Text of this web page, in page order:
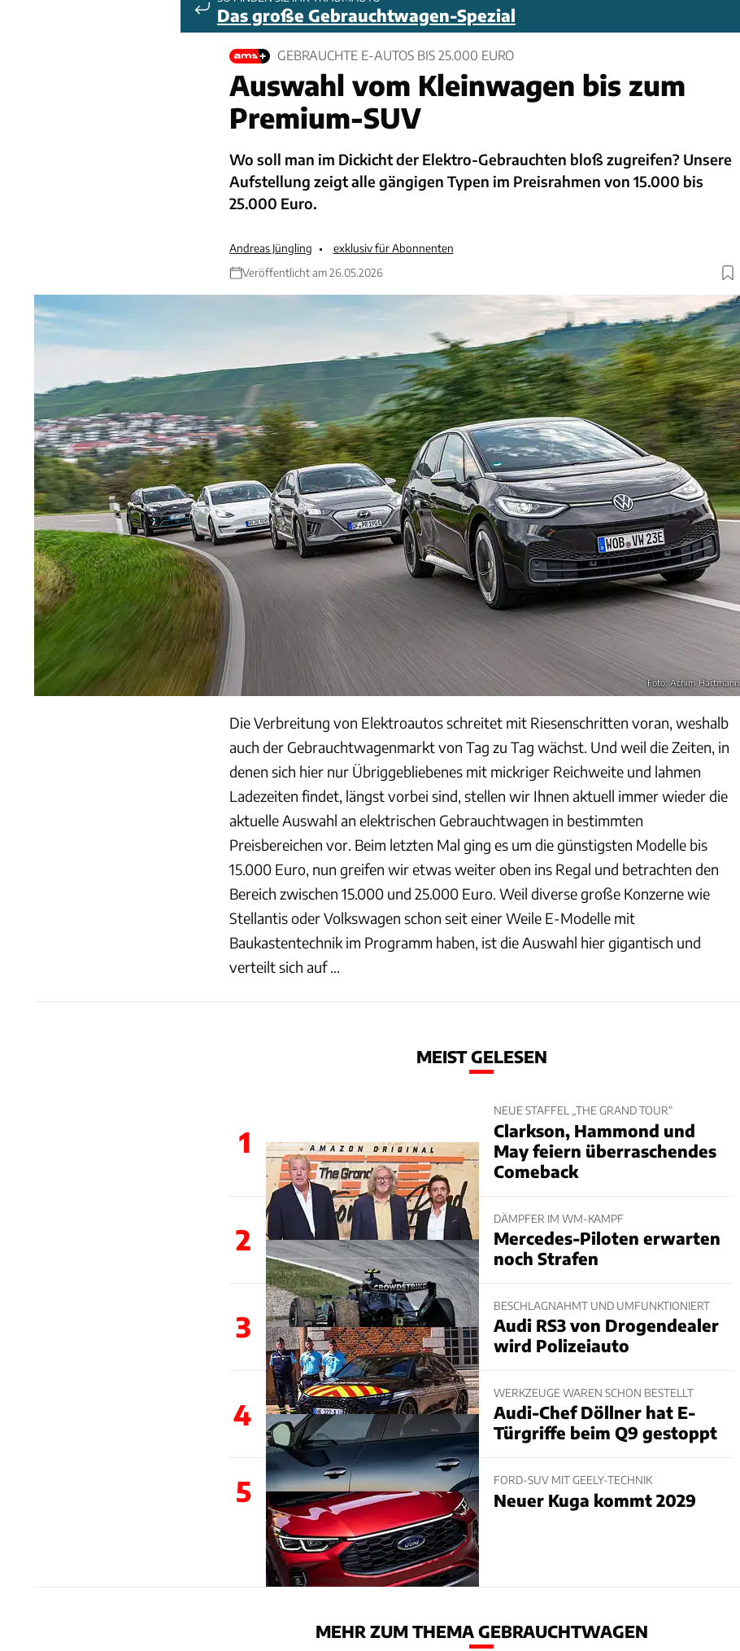
Das große Gebrauchtwagen-Spezial
GEBRAUCHTE E-AUTOS BIS 25.000 EURO
Auswahl vom Kleinwagen bis zum
Premium-SUV
Wo soll man im Dickicht der Elektro-Gebrauchten bloß zugreifen? Unsere
Aufstellung zeigt alle gängigen Typen im Preisrahmen von 15.000 bis
25.000 Euro.
Andreas Jüngling
exklusiv für Abonnenten
Veröffentlicht am 26.05.2026
Foto: Achim Hartmann
Die Verbreitung von Elektroautos schreitet mit Riesenschritten voran, weshalb
auch der Gebrauchtwagenmarkt von Tag zu Tag wächst. Und weil die Zeiten, in
denen sich hier nur Übriggebliebenes mit mickriger Reichweite und lahmen
Ladezeiten findet, längst vorbei sind, stellen wir Ihnen aktuell immer wieder die
aktuelle Auswahl an elektrischen Gebrauchtwagen in bestimmten
Preisbereichen vor. Beim letzten Mal ging es um die günstigsten Modelle bis
15.000 Euro, nun greifen wir etwas weiter oben ins Regal und betrachten den
Bereich zwischen 15.000 und 25.000 Euro. Weil diverse große Konzerne wie
Stellantis oder Volkswagen schon seit einer Weile E-Modelle mit
Baukastentechnik im Programm haben, ist die Auswahl hier gigantisch und
verteilt sich auf ...
MEIST GELESEN
1
NEUE STAFFEL „THE GRAND TOUR“
Clarkson, Hammond und
May feiern überraschendes
Comeback
2
DÄMPFER IM WM-KAMPF
Mercedes-Piloten erwarten
noch Strafen
3
BESCHLAGNAHMT UND UMFUNKTIONIERT
Audi RS3 von Drogendealer
wird Polizeiauto
4
WERKZEUGE WAREN SCHON BESTELLT
Audi-Chef Döllner hat E-
Türgriffe beim Q9 gestoppt
5 FORD-SUV MIT GEELY-TECHNIK
Neuer Kuga kommt 2029
MEHR ZUM THEMA GEBRAUCHTWAGEN